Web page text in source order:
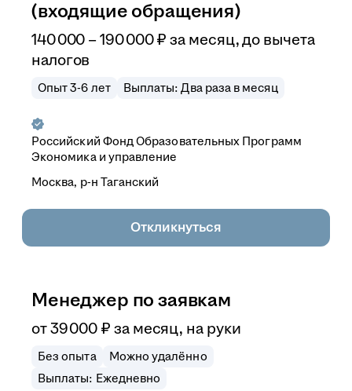
(входящие обращения)
140 000 –190 000₽ за месяц,до вычета
налогов
Опыт 3-6 лет Выплаты: Два раза в месяц
Российский Фонд Образовательных Программ
Экономика и управление
Москва, р-н Таганский
Откликнуться
Менеджер по заявкам
от39 000 ₽ за месяц, на руки
Без опыта
Можно удалённо
Выплаты: Ежедневно